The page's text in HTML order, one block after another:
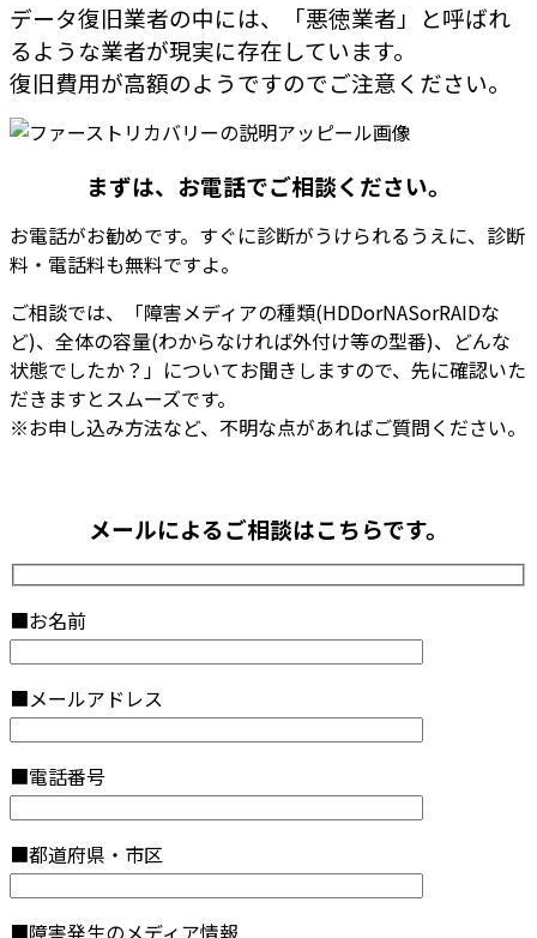
データ復旧業者の中には、「悪徳業者」と呼ばれ
るような業者が現実に存在しています。
復旧費用が高額のようですのでご注意ください。
まずは、お電話でご相談ください。
お電話がお勧めです。 すぐに診断がうけられるうえに、診断
料・電話料も無料ですよ。
ご相談では、「障害メディアの種類(HDDorNASorRAIDな
ど)、全体の容量(わからなければ外付け等の型番)、どんな
状態でしたか？」についてお聞きしますので、先に確認いた
だきますとスムーズです。
※お申し込み方法など、不明な点があればご質問ください。
メールによるご相談はこちらです。
■お名前
■メールアドレス
■電話番号
■都道府県・市区
■障害発生のメディア情報